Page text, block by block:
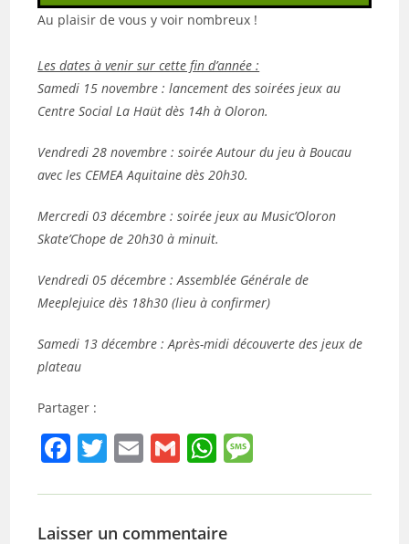
Au plaisir de vous y voir nombreux !
Les dates à venir sur cette fin d’année :
Samedi 15 novembre : lancement des soirées jeux au
Centre Social La Haüt dès 14h à Oloron.
Vendredi 28 novembre : soirée Autour du jeu à Boucau
avec les CEMEA Aquitaine dès 20h30.
Mercredi 03 décembre : soirée jeux au Music’Oloron
Skate’Chope de 20h30 à minuit.
Vendredi 05 décembre : Assemblée Générale de
Meeplejuice dès 18h30 (lieu à confirmer)
Samedi 13 décembre : Après-midi découverte des jeux de
plateau
Partager :
F
c
e
T
itt
er
E
ai
l
G
ai
l
W
at
s
ss
Laisser un commentaire